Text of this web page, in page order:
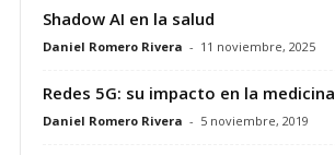
Shadow AI en la salud
Daniel Romero Rivera - 11 noviembre, 2025
Redes 5G: su impacto en la medicina
Daniel Romero Rivera - 5 noviembre, 2019